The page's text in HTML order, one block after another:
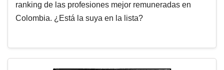
ranking de las profesiones mejor remuneradas en
Colombia. ¿Está la suya en la lista?